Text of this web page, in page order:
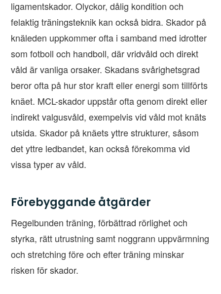
ligamentskador. Olyckor, dålig kondition och
felaktig träningsteknik kan också bidra. Skador på
knäleden uppkommer ofta i samband med idrotter
som fotboll och handboll, där vridvåld och direkt
våld är vanliga orsaker. Skadans svårighetsgrad
beror ofta på hur stor kraft eller energi som tillförts
knäet. MCL-skador uppstår ofta genom direkt eller
indirekt valgusvåld, exempelvis vid våld mot knäts
utsida. Skador på knäets yttre strukturer, såsom
det yttre ledbandet, kan också förekomma vid
vissa typer av våld.
Förebyggande åtgärder
Regelbunden träning, förbättrad rörlighet och
styrka, rätt utrustning samt noggrann uppvärmning
och stretching före och efter träning minskar
risken för skador.